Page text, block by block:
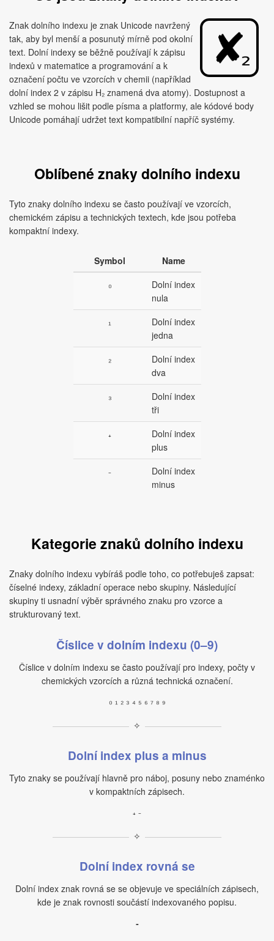
Znak dolního indexu je znak Unicode navržený
tak, aby byl menší a posunutý mírně pod okolní
text. Dolní indexy se běžně používají k zápisu
indexů v matematice a programování a k
označení počtu ve vzorcích v chemii (například
dolní index 2 v zápisu H₂ znamená dva atomy). Dostupnost a
vzhled se mohou lišit podle písma a platformy, ale kódové body
Unicode pomáhají udržet text kompatibilní napříč systémy.
Oblíbené znaky dolního indexu
Tyto znaky dolního indexu se často používají ve vzorcích,
chemickém zápisu a technických textech, kde jsou potřeba
kompaktní indexy.
Symbol
Name
₀
Dolní index
nula
₁
Dolní index
jedna
₂
Dolní index
dva
₃
Dolní index
tři
₊
Dolní index
plus
₋
Dolní index
minus
Kategorie znaků dolního indexu
Znaky dolního indexu vybíráš podle toho, co potřebuješ zapsat:
číselné indexy, základní operace nebo skupiny. Následující
skupiny ti usnadní výběr správného znaku pro vzorce a
strukturovaný text.
Číslice v dolním indexu (0–9)
Číslice v dolním indexu se často používají pro indexy, počty v
chemických vzorcích a různá technická označení.
₀ ₁ ₂ ₃ ₄ ₅ ₆ ₇ ₈ ₉
✧
Dolní index plus a minus
Tyto znaky se používají hlavně pro náboj, posuny nebo znaménko
v kompaktních zápisech.
₊ ₋
✧
Dolní index rovná se
Dolní index znak rovná se se objevuje ve speciálních zápisech,
kde je znak rovnosti součástí indexovaného popisu.
₌